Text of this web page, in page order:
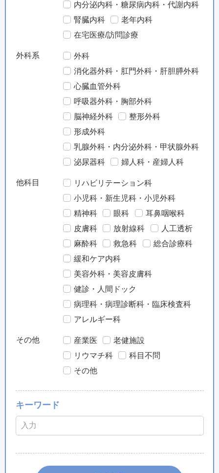
内分泌内科・糖尿病内科・代謝内科
腎臓内科
老年内科
在宅医療/訪問診療
外科系
外科
消化器外科・肛門外科・肝胆膵外科
心臓血管外科
呼吸器外科・胸部外科
脳神経外科
整形外科
形成外科
乳腺外科・内分泌外科・甲状腺外科
泌尿器科
婦人科・産婦人科
他科目
リハビリテーション科
小児科・新生児科・小児外科
精神科
眼科
耳鼻咽喉科
皮膚科
放射線科
人工透析
麻酔科
救急科
総合診療科
緩和ケア内科
美容外科・美容皮膚科
健診・人間ドック
病理科・病理診断科・臨床検査科
アレルギー科
その他 産業医
老健施設
リウマチ科
科目不問
その他
キーワード